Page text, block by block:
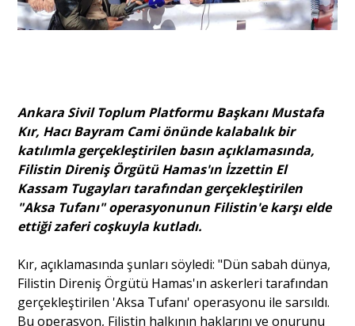
Yorum - Analiz
Yazı Dizisi
Portre
Yazarlar
Eğitim
Ankara Sivil Toplum Platformu Başkanı Mustafa
Kır, Hacı Bayram Cami önünde kalabalık bir
katılımla gerçekleştirilen basın açıklamasında,
Filistin Direniş Örgütü Hamas'ın İzzettin El
Kassam Tugayları tarafından gerçekleştirilen
"Aksa Tufanı" operasyonunun Filistin'e karşı elde
ettiği zaferi coşkuyla kutladı.
Kır, açıklamasında şunları söyledi: "Dün sabah dünya,
Filistin Direniş Örgütü Hamas'ın askerleri tarafından
gerçekleştirilen 'Aksa Tufanı' operasyonu ile sarsıldı.
Bu operasyon, Filistin halkının haklarını ve onurunu